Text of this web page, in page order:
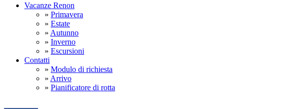
Vacanze Renon
» Primavera
» Estate
» Autunno
» Inverno
» Escursioni
Contatti
» Modulo di richiesta
» Arrivo
» Pianificatore di rotta